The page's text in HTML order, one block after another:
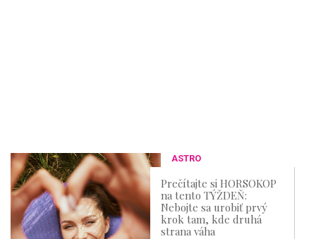
ASTRO
Prečítajte si HORSOKOP
na tento TÝŽDEŇ:
Nebojte sa urobiť prvý
krok tam, kde druhá
strana váha